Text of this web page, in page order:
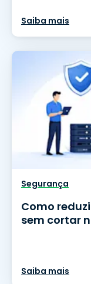
Saiba mais
Segurança
Como
sem cortar
Saiba mais